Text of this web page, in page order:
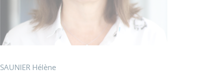
SAUNIER Hélène